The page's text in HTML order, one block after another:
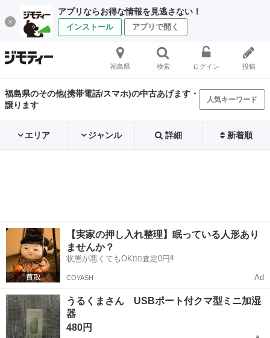
アプリならお得な情報を見逃さない！
インストール アプリで開く
福島県 検索 ログイン 投稿
福島県のその他(携帯電話/スマホ)の中古あげます・
譲ります
人気キーワード
エリア ジャンル 詳細 新着順
【実家の押し入れ整理】眠っている人形あり
ませんか？
状態が悪くてもOK🙆‍♀️査定0円‼️
COYASH Ad
うるくまさん USBポート付クマ型ミニ加湿
器
480円